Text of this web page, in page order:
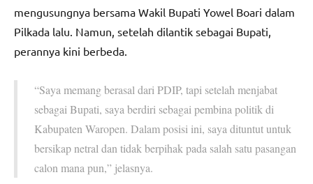
mengusungnya bersama Wakil Bupati Yowel Boari dalam
Pilkada lalu. Namun, setelah dilantik sebagai Bupati,
perannya kini berbeda.
“Saya memang berasal dari PDIP, tapi setelah menjabat
sebagai Bupati, saya berdiri sebagai pembina politik di
Kabupaten Waropen. Dalam posisi ini, saya dituntut untuk
bersikap netral dan tidak berpihak pada salah satu pasangan
calon mana pun,” jelasnya.